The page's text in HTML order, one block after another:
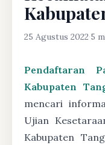
25 Agustus 2022·5
Pendaftaran
Kabupaten
mencari
Ujian
Kabupaten